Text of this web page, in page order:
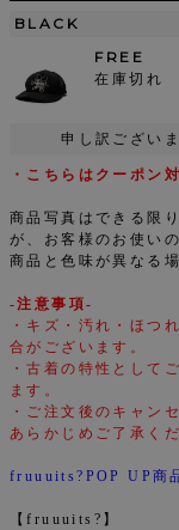
BLACK
FREE
在庫切れ
申し訳ござい
・こちらはクーポン
商品写真はできる限
が、お客様のお使い
商品と色味が異なる
-注意事項-
・キズ・汚れ・ほつ
合がございます。
・古着の特性として
ます。
・ご注文後のキャン
あらかじめご了承くだ
fruuuits?POP UP商
【fruuuits?】